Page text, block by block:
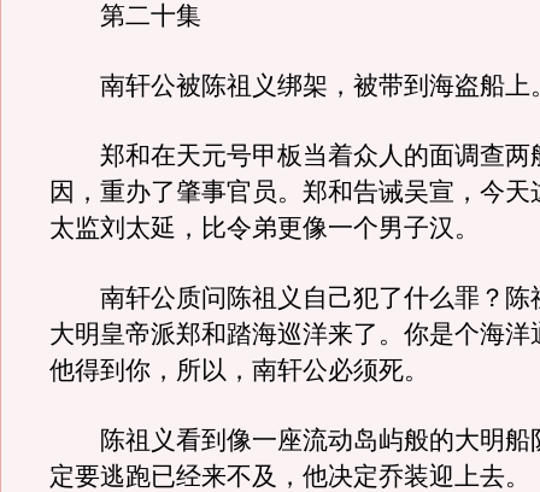
第二十集
南轩公被陈祖义绑架，被带到海盗船上
郑和在天元号甲板当着众人的面调查两
因，重办了肇事官员。郑和告诫吴宣，今天
太监刘太延，比令弟更像一个男子汉。
南轩公质问陈祖义自己犯了什么罪？陈
大明皇帝派郑和踏海巡洋来了。你是个海洋
他得到你，所以，南轩公必须死。
陈祖义看到像一座流动岛屿般的大明船
定要逃跑已经来不及，他决定乔装迎上去。